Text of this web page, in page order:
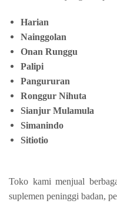
Harian
Nainggolan
Onan Runggu
Palipi
Pangururan
Ronggur Nihuta
Sianjur Mulamula
Simanindo
Sitiotio
Toko kami menjual
suplemen peninggi badan,